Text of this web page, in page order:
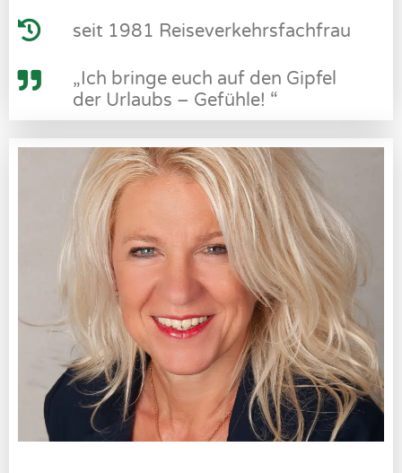
seit 1981 Reiseverkehrsfachfrau
„Ich bringe euch auf den Gipfel
der Urlaubs – Gefühle! “